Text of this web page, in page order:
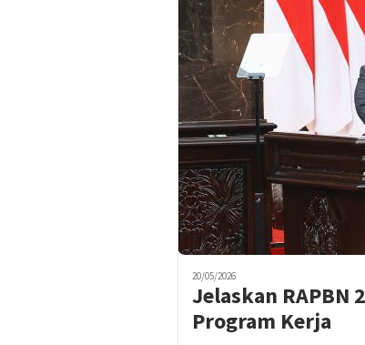
20/05/2026
Jelaskan RAPBN
Program Kerja